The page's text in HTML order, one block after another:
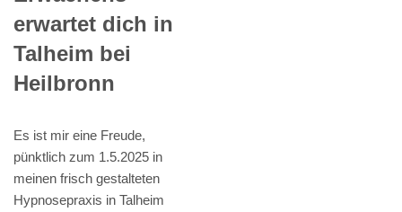
erwartet dich in
Talheim bei
Heilbronn
Es ist mir eine Freude,
pünktlich zum 1.5.2025 in
meinen frisch gestalteten
Hypnosepraxis in Talheim